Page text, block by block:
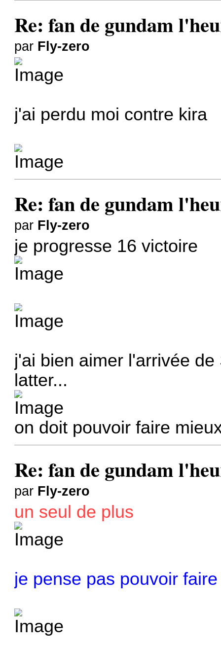
Re: fan de gundam
par Fly-zero
j'ai perdu moi contre kira
Re: fan de gundam
par Fly-zero
je progresse 16 victoire
j'ai bien aimer l'arrivée
latter...
on doit pouvoir faire
Re: fan de gundam
par Fly-zero
un seul de plus
je pense pas pouvoir